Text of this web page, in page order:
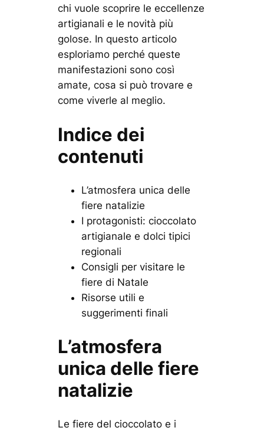
chi vuole scoprire le eccellenze
artigianali e le novità più
golose. In questo articolo
esploriamo perché queste
manifestazioni sono così
amate, cosa si può trovare e
come viverle al meglio.
Indice dei
contenuti
L’atmosfera unica delle
fiere natalizie
I protagonisti: cioccolato
artigianale e dolci tipici
regionali
Consigli per visitare le
fiere di Natale
Risorse utili e
suggerimenti finali
L’atmosfera
unica delle fiere
natalizie
Le fiere del cioccolato e i